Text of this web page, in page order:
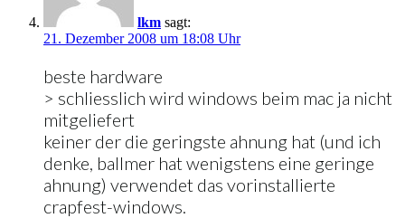
lkm sagt:
21. Dezember 2008 um 18:08 Uhr
beste hardware
> schliesslich wird windows beim mac ja nicht
mitgeliefert
keiner der die geringste ahnung hat (und ich
denke, ballmer hat wenigstens eine geringe
ahnung) verwendet das vorinstallierte
crapfest-windows.